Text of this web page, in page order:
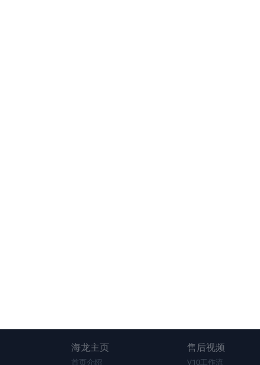
海龙主页
首页介绍
售后视频
V10工作流